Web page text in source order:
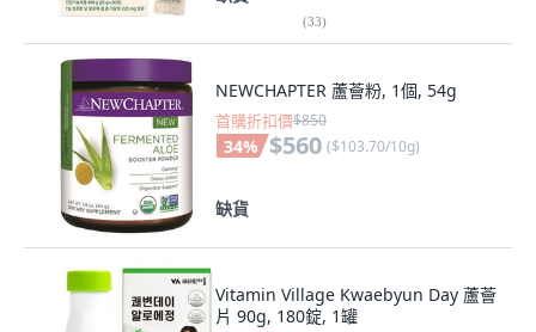
(33)
NEWCHAPTER 蘆薈粉, 1個, 54g
首購折扣價$850
34% $560 ($103.70/10g)
缺貨
Vitamin Village Kwaebyun Day 蘆薈
片 90g, 180錠, 1罐